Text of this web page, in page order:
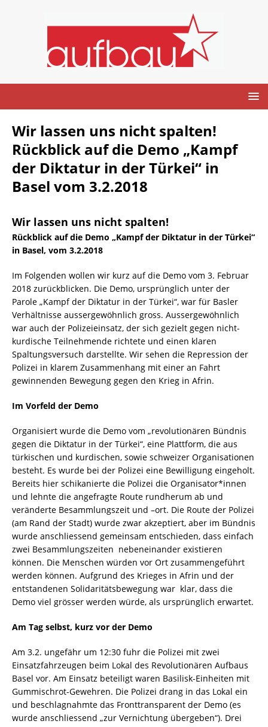
Wir lassen uns nicht spalten!
Rückblick auf die Demo „Kampf
der Diktatur in der Türkei“ in
Basel vom 3.2.2018
Wir lassen uns nicht spalten!
Rückblick auf die Demo „Kampf der Diktatur in der Türkei“
in Basel, vom 3.2.2018
Im Folgenden wollen wir kurz auf die Demo vom 3. Februar
2018 zurückblicken. Die Demo, ursprünglich unter der
Parole „Kampf der Diktatur in der Türkei“, war für Basler
Verhältnisse aussergewöhnlich gross. Aussergewöhnlich
war auch der Polizeieinsatz, der sich gezielt gegen nicht-
kurdische Teilnehmende richtete und einen klaren
Spaltungsversuch darstellte. Wir sehen die Repression der
Polizei in klarem Zusammenhang mit einer an Fahrt
gewinnenden Bewegung gegen den Krieg in Afrin.
Im Vorfeld der Demo
Organisiert wurde die Demo vom „revolutionären Bündnis
gegen die Diktatur in der Türkei“, eine Plattform, die aus
türkischen und kurdischen, sowie schweizer Organisationen
besteht. Es wurde bei der Polizei eine Bewilligung eingeholt.
Bereits hier schikanierte die Polizei die Organisator*innen
und lehnte die angefragte Route rundherum ab und
veränderte Besammlungszeit und –ort. Die Route der Polizei
(am Rand der Stadt) wurde zwar akzeptiert, aber im Bündnis
wurde anschliessend gemeinsam entschieden, dass einfach
zwei Besammlungszeiten nebeneinander existieren
können. Die Menschen würden vor Ort zusammengeführt
werden können. Aufgrund des Krieges in Afrin und der
entstandenen Solidaritätsbewegung war klar, dass die
Demo viel grösser werden würde, als ursprünglich erwartet.
Am Tag selbst, kurz vor der Demo
Am 3.2. ungefähr um 12:30 fuhr die Polizei mit zwei
Einsatzfahrzeugen beim Lokal des Revolutionären Aufbaus
Basel vor. Am Einsatz beteiligt waren Basilisk-Einheiten mit
Gummischrot-Gewehren. Die Polizei drang in das Lokal ein
und beschlagnahmte das Fronttransparent der Demo (es
wurde anschliessend „zur Vernichtung übergeben“). Drei